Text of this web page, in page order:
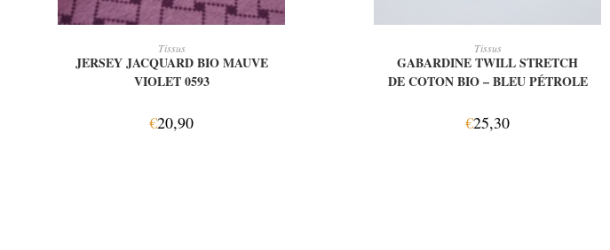
Tissus
JERSEY JACQUARD BIO MAUVE
VIOLET 0593
€20,90
Tissus
GABARDINE TWILL STRETCH
DE COTON BIO – BLEU PÉTROLE
€25,30